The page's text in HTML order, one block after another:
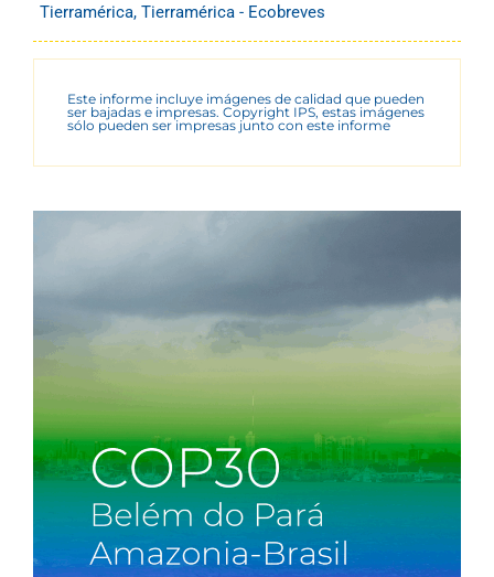
Tierramérica, Tierramérica - Ecobreves
Este informe incluye imágenes de calidad que pueden
ser bajadas e impresas. Copyright IPS, estas imágenes
sólo pueden ser impresas junto con este informe